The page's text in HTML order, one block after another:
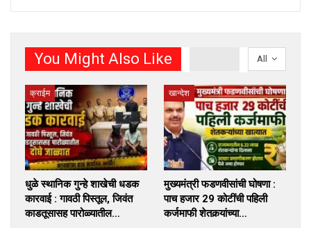
All
You Might Also Like
क्राईम
धुळे स्थानिक गुन्हे शाखेची धडक
कारवाई : गावठी पिस्तूल, जिवंत
काडतूसासह पारोळ्यातील…
खान्देश
मुख्यमंत्री फडणवीसांची घोषणा :
पाच हजार 29 कोटींची पहिली
कर्जमाफी शेतकर्‍यांच्या…